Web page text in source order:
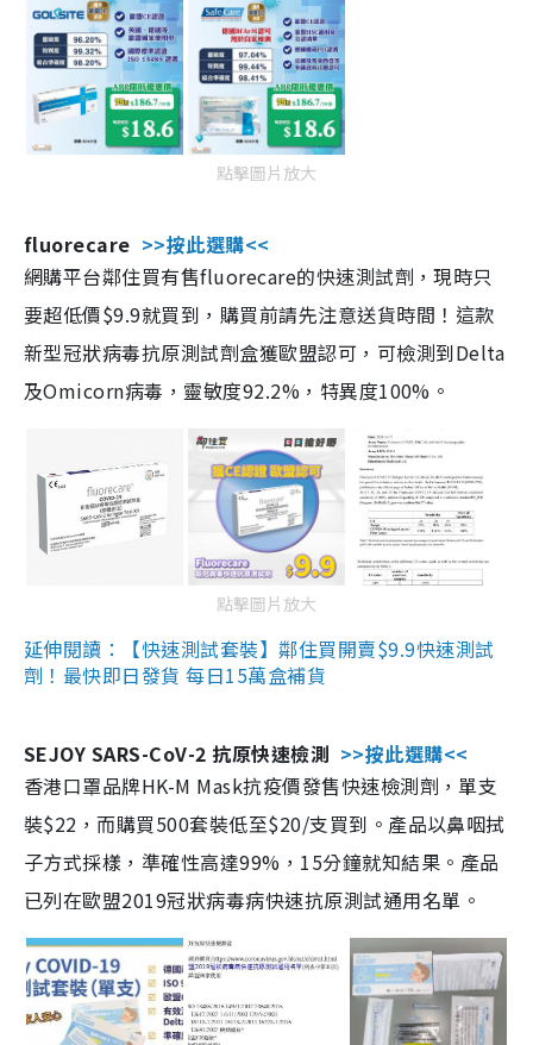
點擊圖片放大
fluorecare >>按此選購<<
網購平台鄰住買有售fluorecare的快速測試劑，現時只
要超低價$9.9就買到，購買前請先注意送貨時間！這款
新型冠狀病毒抗原測試劑盒獲歐盟認可，可檢測到Delta
及Omicorn病毒，靈敏度92.2%，特異度100%。
點擊圖片放大
延伸閱讀：【快速測試套裝】鄰住買開賣$9.9快速測試
劑！最快即日發貨 每日15萬盒補貨
SEJOY SARS-CoV-2 抗原快速檢測 >>按此選購<<
香港口罩品牌HK-M Mask抗疫價發售快速檢測劑，單支
裝$22，而購買500套裝低至$20/支買到。產品以鼻咽拭
子方式採樣，準確性高達99%，15分鐘就知結果。產品
已列在歐盟2019冠狀病毒病快速抗原測試通用名單。